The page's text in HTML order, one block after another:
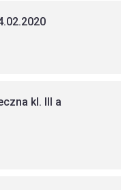
kl. III a